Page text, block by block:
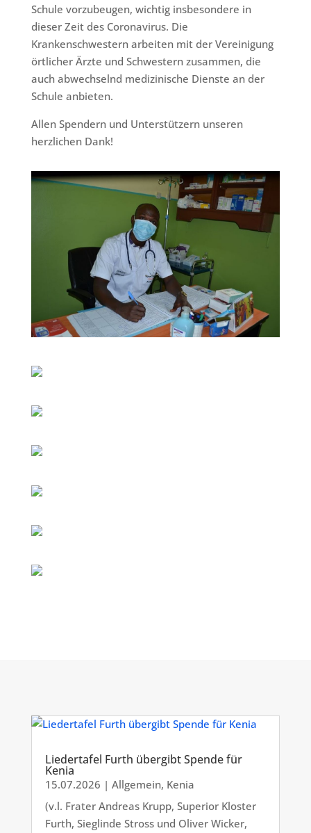
Schule vorzubeugen, wichtig insbesondere in
dieser Zeit des Coronavirus. Die
Krankenschwestern arbeiten mit der Vereinigung
örtlicher Ärzte und Schwestern zusammen, die
auch abwechselnd medizinische Dienste an der
Schule anbieten.
Allen Spendern und Unterstützern unseren
herzlichen Dank!
Liedertafel Furth übergibt Spende für
Kenia
15.07.2026 | Allgemein, Kenia
(v.l. Frater Andreas Krupp, Superior Kloster
Furth, Sieglinde Stross und Oliver Wicker,